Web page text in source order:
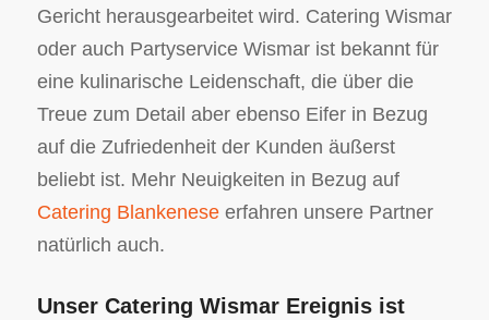
Gericht herausgearbeitet wird. Catering Wismar
oder auch Partyservice Wismar ist bekannt für
eine kulinarische Leidenschaft, die über die
Treue zum Detail aber ebenso Eifer in Bezug
auf die Zufriedenheit der Kunden äußerst
beliebt ist. Mehr Neuigkeiten in Bezug auf
Catering Blankeneseerfahren unsere Partner
natürlich auch.
Unser Catering Wismar Ereignis ist